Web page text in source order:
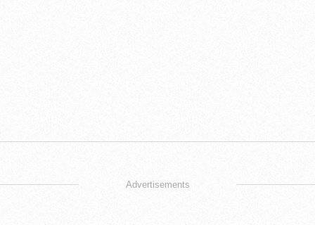
Advertisements